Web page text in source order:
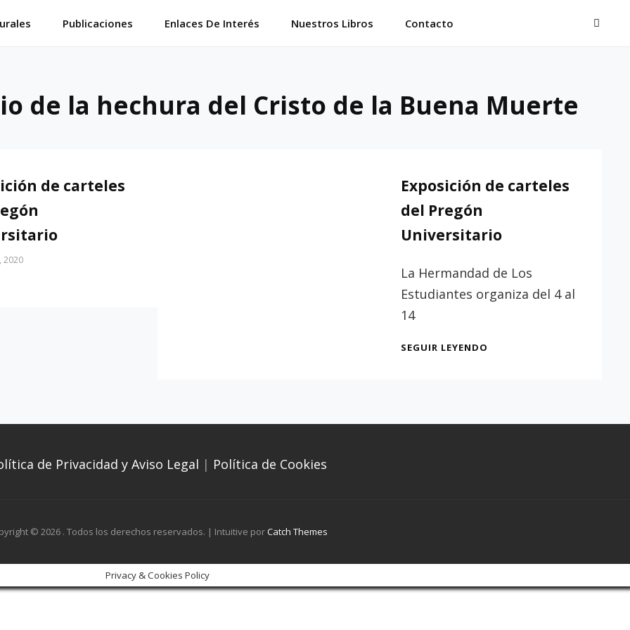
Publicaciones Enlaces De Interés Nuestros Libros Contacto
de la hechura del Cristo de la Buena Muerte
de carteles
2020
Exposición de carteles
del Pregón
Universitario
La Hermandad de Los
Estudiantes organiza del 4 al
14
SEGUIR LEYENDO
de Privacidad y Aviso Legal | Política de Cookies
© 2026 . Todos los derechos reservados. | Intuitive porCatch Themes
Privacy & Cookies Policy